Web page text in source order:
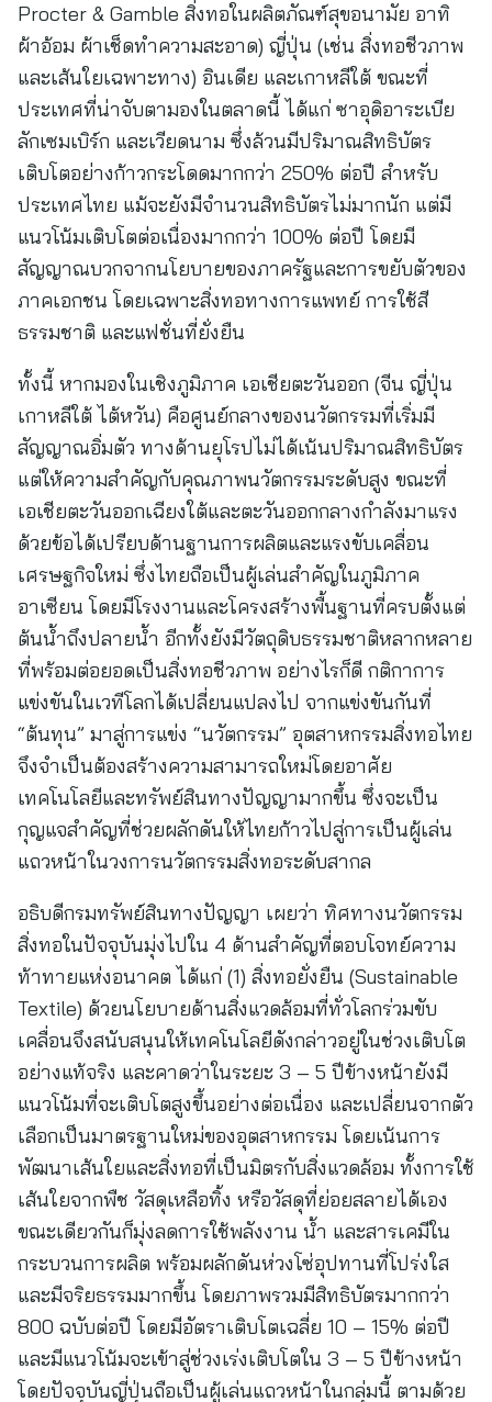
Procter & Gamble สิ่งทอในผลิตภัณฑ์สุขอนามัย อาทิ
ผ้าอ้อม ผ้าเช็ดทำความสะอาด) ญี่ปุ่น (เช่น สิ่งทอชีวภาพ
และเส้นใยเฉพาะทาง) อินเดีย และเกาหลีใต้ ขณะที่
ประเทศที่น่าจับตามองในตลาดนี้ ได้แก่ ซาอุดิอาระเบีย
ลักเซมเบิร์ก และเวียดนาม ซึ่งล้วนมีปริมาณสิทธิบัตร
เติบโตอย่างก้าวกระโดดมากกว่า 250% ต่อปี สำหรับ
ประเทศไทย แม้จะยังมีจำนวนสิทธิบัตรไม่มากนัก แต่มี
แนวโน้มเติบโตต่อเนื่องมากกว่า 100% ต่อปี โดยมี
สัญญาณบวกจากนโยบายของภาครัฐและการขยับตัวของ
ภาคเอกชน โดยเฉพาะสิ่งทอทางการแพทย์ การใช้สี
ธรรมชาติ และแฟชั่นที่ยั่งยืน
ทั้งนี้ หากมองในเชิงภูมิภาค เอเชียตะวันออก (จีน ญี่ปุ่น
เกาหลีใต้ ไต้หวัน) คือศูนย์กลางของนวัตกรรมที่เริ่มมี
สัญญาณอิ่มตัว ทางด้านยุโรปไม่ได้เน้นปริมาณสิทธิบัตร
แต่ให้ความสำคัญกับคุณภาพนวัตกรรมระดับสูง ขณะที่
เอเชียตะวันออกเฉียงใต้และตะวันออกกลางกำลังมาแรง
ด้วยข้อได้เปรียบด้านฐานการผลิตและแรงขับเคลื่อน
เศรษฐกิจใหม่ ซึ่งไทยถือเป็นผู้เล่นสำคัญในภูมิภาค
อาเซียน โดยมีโรงงานและโครงสร้างพื้นฐานที่ครบตั้งแต่
ต้นน้ำถึงปลายน้ำ อีกทั้งยังมีวัตถุดิบธรรมชาติหลากหลาย
ที่พร้อมต่อยอดเป็นสิ่งทอชีวภาพ อย่างไรก็ดี กติกาการ
แข่งขันในเวทีโลกได้เปลี่ยนแปลงไป จากแข่งขันกันที่
“ต้นทุน” มาสู่การแข่ง “นวัตกรรม” อุตสาหกรรมสิ่งทอไทย
จึงจำเป็นต้องสร้างความสามารถใหม่โดยอาศัย
เทคโนโลยีและทรัพย์สินทางปัญญามากขึ้น ซึ่งจะเป็น
กุญแจสำคัญที่ช่วยผลักดันให้ไทยก้าวไปสู่การเป็นผู้เล่น
แถวหน้าในวงการนวัตกรรมสิ่งทอระดับสากล
​อธิบดีกรมทรัพย์สินทางปัญญา เผยว่า ทิศทางนวัตกรรม
สิ่งทอในปัจจุบันมุ่งไปใน 4 ด้านสำคัญที่ตอบโจทย์ความ
ท้าทายแห่งอนาคต ได้แก่ (1) สิ่งทอยั่งยืน (Sustainable
Textile) ด้วยนโยบายด้านสิ่งแวดล้อมที่ทั่วโลกร่วมขับ
เคลื่อนจึงสนับสนุนให้เทคโนโลยีดังกล่าวอยู่ในช่วงเติบโต
อย่างแท้จริง และคาดว่าในระยะ 3 – 5 ปีข้างหน้ายังมี
แนวโน้มที่จะเติบโตสูงขึ้นอย่างต่อเนื่อง และเปลี่ยนจากตัว
เลือกเป็นมาตรฐานใหม่ของอุตสาหกรรม โดยเน้นการ
พัฒนาเส้นใยและสิ่งทอที่เป็นมิตรกับสิ่งแวดล้อม ทั้งการใช้
เส้นใยจากพืช วัสดุเหลือทิ้ง หรือวัสดุที่ย่อยสลายได้เอง
ขณะเดียวกันก็มุ่งลดการใช้พลังงาน น้ำ และสารเคมีใน
กระบวนการผลิต พร้อมผลักดันห่วงโซ่อุปทานที่โปร่งใส
และมีจริยธรรมมากขึ้น โดยภาพรวมมีสิทธิบัตรมากกว่า
800 ฉบับต่อปี โดยมีอัตราเติบโตเฉลี่ย 10 – 15% ต่อปี
และมีแนวโน้มจะเข้าสู่ช่วงเร่งเติบโตใน 3 – 5 ปีข้างหน้า
โดยปัจจุบันญี่ปุ่นถือเป็นผู้เล่นแถวหน้าในกลุ่มนี้ ตามด้วย